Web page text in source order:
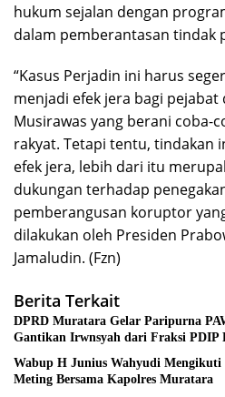
hukum sejalan dengan
dalam pemberantasan tindak
“Kasus Perjadin ini harus
menjadi efek jera bagi
Musirawas yang berani coba-
rakyat. Tetapi tentu, tindakan
efek jera, lebih dari itu
dukungan terhadap
pemberangusan koruptor
dilakukan oleh Presiden
Jamaludin. (Fzn)
Berita Terkait
DPRD Muratara Gelar Paripurna
Gantikan Irwnsyah dari Fraksi PDIP
Wabup H Junius Wahyudi Mengikuti
Meting Bersama Kapolres Muratara